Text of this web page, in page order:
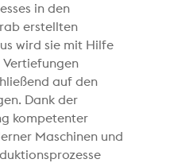
in den
erstellten
wird sie mit Hilfe
Vertiefungen
auf den
Dank der
kompetenter
Maschinen und